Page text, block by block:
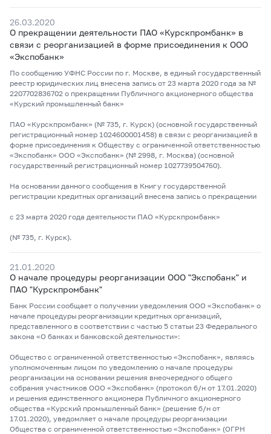
26.03.2020
О прекращении деятельности ПАО «Курскпромбанк» в
связи с реорганизацией в форме присоединения к ООО
«Экспобанк»
По сообщению УФНС России по г. Москве, в единый государственный
реестр юридических лиц внесена запись от 23 марта 2020 года за №
2207702836702 о прекращении Публичного акционерного общества
«Курский промышленный банк»
ПАО «Курскпромбанк» (№ 735, г. Курск) (основной государственный
регистрационный номер 1024600001458) в связи с реорганизацией в
форме присоединения к Обществу с ограниченной ответственностью
«Экспобанк» ООО «Экспобанк» (№ 2998, г. Москва) (основной
государственный регистрационный номер 1027739504760).
На основании данного сообщения в Книгу государственной
регистрации кредитных организаций внесена запись о прекращении
с 23 марта 2020 года деятельности ПАО «Курскпромбанк»
(№ 735, г. Курск).
21.01.2020
О начале процедуры реорганизации ООО "Экспобанк" и
ПАО "Курскпромбанк"
Банк России сообщает о получении уведомления ООО «Экспобанк» о
начале процедуры реорганизации кредитных организаций,
представленного в соответствии с частью 5 статьи 23 Федерального
закона «О банках и банковской деятельности»:
Общество с ограниченной ответственностью «Экспобанк», являясь
уполномоченным лицом по уведомлению о начале процедуры
реорганизации на основании решения внеочередного общего
собрания участников ООО «Экспобанк» (протокол б/н от 17.01.2020)
и решения единственного акционера Публичного акционерного
общества «Курский промышленный банк» (решение б/н от
17.01.2020), уведомляет о начале процедуры реорганизации
Общества с ограниченной ответственностью «Экспобанк» (ОГРН